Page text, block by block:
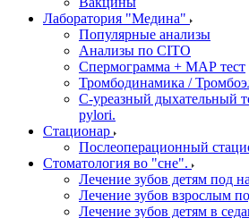
Лаборатория "Медина"
Популярные анализы
Анализы по CITO
Спермограмма + МАР тест
Тромбодинамика /
С-уреазный дыхательный
pylori.
Стационар
Послеоперационный
Стоматология во "сне".
Лечение зубов детям под
Лечение зубов взрослым
Лечение зубов детям в